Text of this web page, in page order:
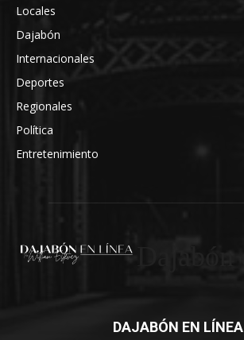
Locales
Dajabón
Internacionales
Deportes
Regionales
Política
Entretenimiento
DAJABÓN EN LÍNEA